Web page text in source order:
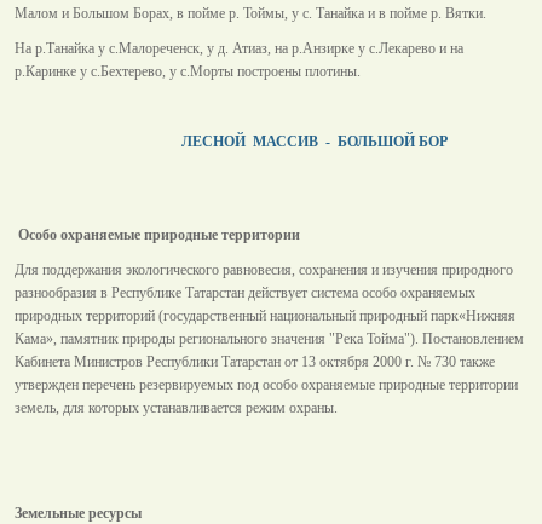
Малом и Большом Борах, в пойме р. Тоймы, у с. Танайка и в пойме р. Вятки.
На р.Танайка у с.Малореченск, у д. Атиаз, на р.Анзирке у с.Лекарево и на
р.Каринке у с.Бехтерево, у с.Морты построены плотины.
ЛЕСНОЙ МАССИВ - БОЛЬШОЙ БОР
Особо охраняемые природные территории
Для поддержания экологического равновесия, сохранения и изучения природного
разнообразия в Республике Татарстан действует система особо охраняемых
природных территорий (государственный национальный природный парк«Нижняя
Кама», памятник природы регионального значения "Река Тойма"). Постановлением
Кабинета Министров Республики Татарстан от 13 октября 2000 г. № 730 также
утвержден перечень резервируемых под особо охраняемые природные территории
земель, для которых устанавливается режим охраны.
Земельные ресурсы